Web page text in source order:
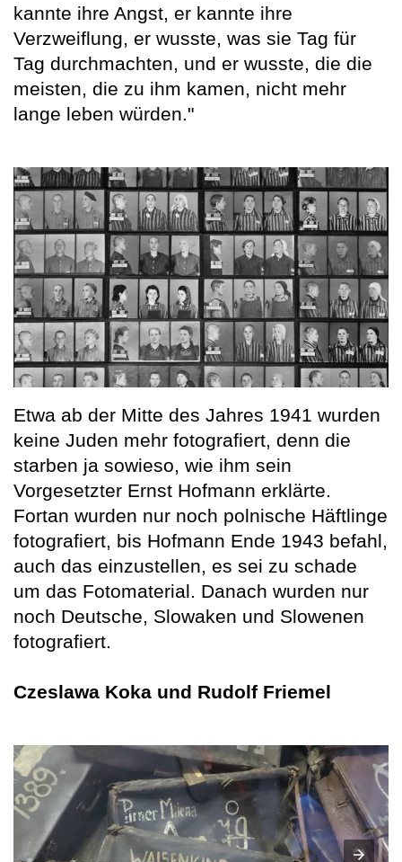
kannte ihre Angst, er kannte ihre
Verzweiflung, er wusste, was sie Tag für
Tag durchmachten, und er wusste, die die
meisten, die zu ihm kamen, nicht mehr
lange leben würden."
Etwa ab der Mitte des Jahres 1941 wurden
keine Juden mehr fotografiert, denn die
starben ja sowieso, wie ihm sein
Vorgesetzter Ernst Hofmann erklärte.
Fortan wurden nur noch polnische Häftlinge
fotografiert, bis Hofmann Ende 1943 befahl,
auch das einzustellen, es sei zu schade
um das Fotomaterial. Danach wurden nur
noch Deutsche, Slowaken und Slowenen
fotografiert.
Czeslawa Koka und Rudolf Friemel